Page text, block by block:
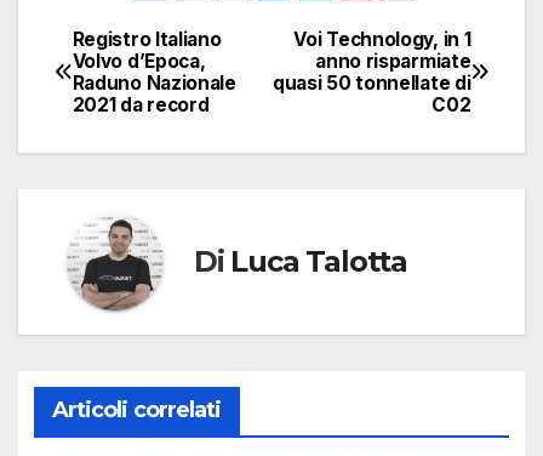
Navigazione
articoli
Voi Technology, in 1
anno risparmiate
quasi 50 tonnellate di
C02
Registro Italiano
Volvo d’Epoca,
Raduno Nazionale
2021 da record
Di Luca Talotta
Articoli correlati